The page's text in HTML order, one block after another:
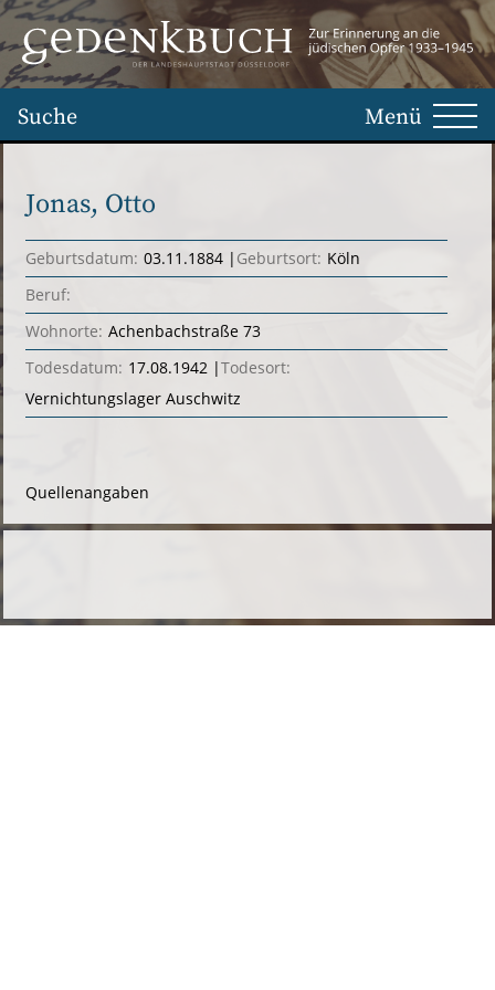
Suche Menü
Jonas, Otto
Geburtsdatum: 03.11.1884 Geburtsort: Köln
Beruf:
Wohnorte: Achenbachstraße 73
Todesdatum: 17.08.1942
Todesort:
Vernichtungslager Auschwitz
Quellenangaben